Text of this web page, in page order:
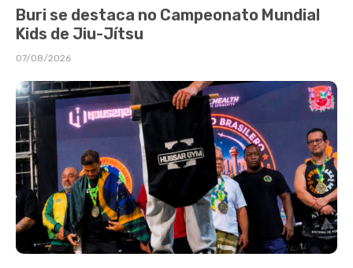
Buri se destaca no Campeonato Mundial
Kids de Jiu-Jítsu
07/08/2026